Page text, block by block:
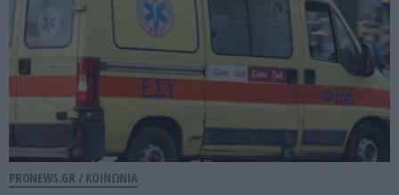
PRONEWS.GR / ΚΟΙΝΩΝΙΑ